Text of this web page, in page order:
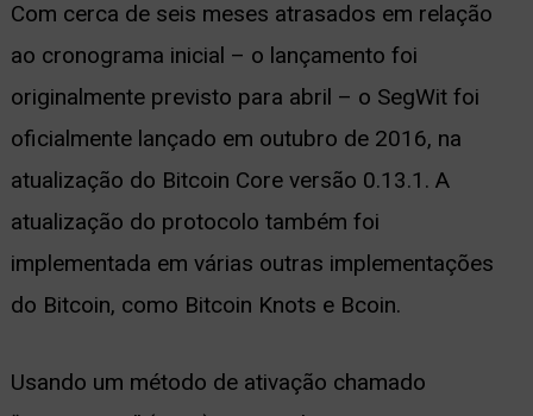
Com cerca de seis meses atrasados em relação
ao cronograma inicial – o lançamento foi
originalmente previsto para abril – o SegWit foi
oficialmente lançado em outubro de 2016, na
atualização do Bitcoin Core versão 0.13.1. A
atualização do protocolo também foi
implementada em várias outras implementações
do Bitcoin, como Bitcoin Knots e Bcoin.
Usando um método de ativação chamado